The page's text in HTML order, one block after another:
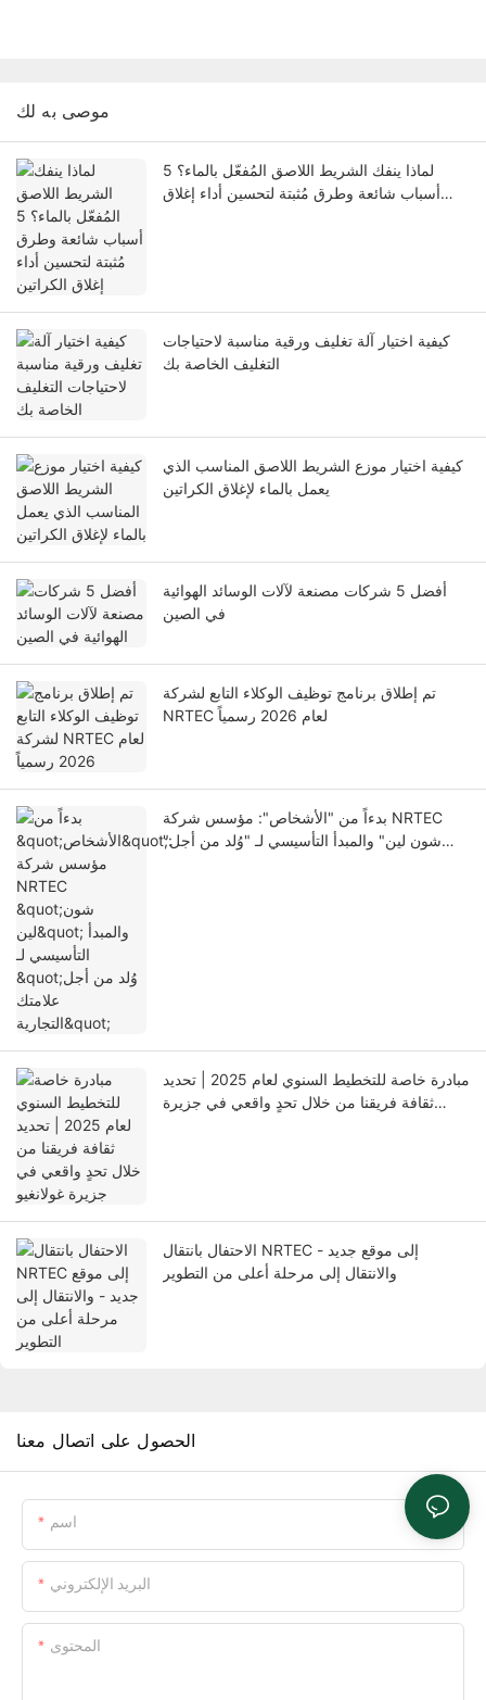
موصى به لك
لماذا ينفك الشريط اللاصق المُفعّل بالماء؟ 5
أسباب شائعة وطرق مُثبتة لتحسين أداء إغلاق
كيفية اختيار آلة تغليف ورقية مناسبة لاحتياجات
التغليف الخاصة بك
كيفية اختيار موزع الشريط اللاصق المناسب الذي
يعمل بالماء لإغلاق الكراتين
أفضل 5 شركات مصنعة لآلات الوسائد الهوائية
في الصين
تم إطلاق برنامج توظيف الوكلاء التابع لشركة
NRTEC لعام 2026 رسمياً
بدءاً من "الأشخاص": مؤسس شركة NRTEC
"شون لين" والمبدأ التأسيسي لـ "وُلد من أجل
مبادرة خاصة للتخطيط السنوي لعام 2025 | تحديد
ثقافة فريقنا من خلال تحدٍ واقعي في جزيرة
الاحتفال بانتقال NRTEC إلى موقع جديد -
والانتقال إلى مرحلة أعلى من التطوير
الحصول على اتصال معنا
اسم
البريد الإلكتروني
المحتوى